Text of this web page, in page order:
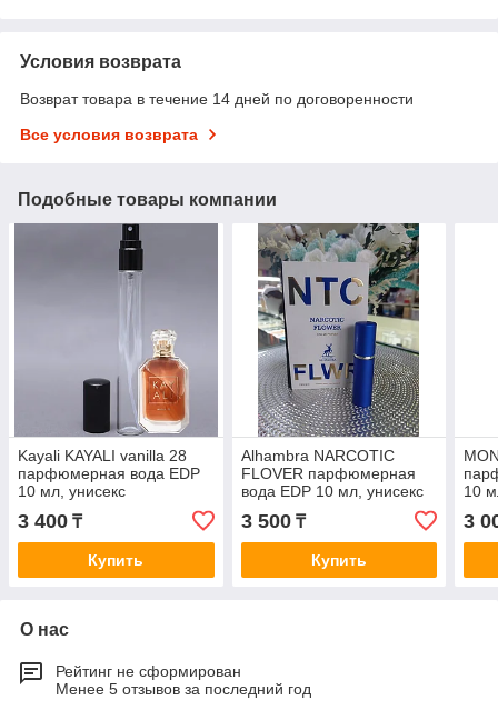
Условия возврата
Возврат товара в течение 14 дней по договоренности
Все условия возврата
Подобные товары компании
Kayali KAYALI vanilla 28
парфюмерная вода EDP
10 мл, унисекс
3 400 ₸
Купить
Alhambra NARCOTIC
FLOVER парфюмерная
вода EDP 10 мл, унисекс
3 500₸
Купить
10
3
О нас
Рейтинг не сформирован
Менее 5 отзывов за последний год